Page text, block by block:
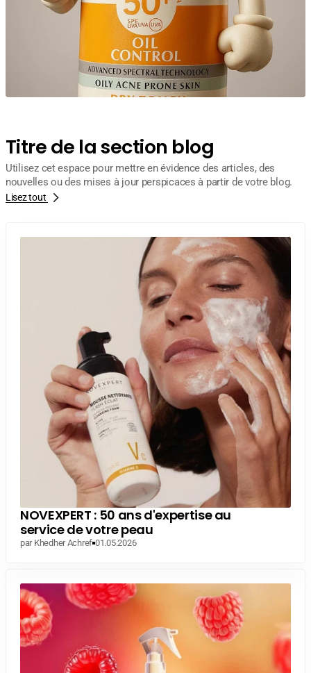
Titre de la section blog
Utilisez cet espace pour mettre en évidence des articles, des
nouvelles ou des mises à jour perspicaces à partir de votre blog.
Lisez tout
NOVEXPERT : 50 ans d'expertise au
service de votre peau
par Khedher Achref 01.05.2026